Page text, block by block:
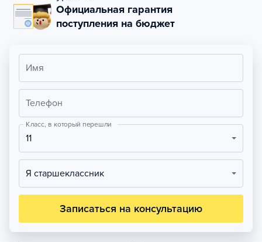
Официальная гарантия
поступления на бюджет
Имя
Телефон
Класс, в который перешли
11
Я старшеклассник
Записаться на консультацию